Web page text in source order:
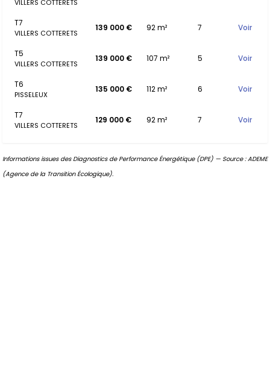
VILLERS COTTERETS
T7
VILLERS COTTERETS
139 000 € 92 m² 7 Voir
T5
VILLERS COTTERETS
139 000 € 107 m² 5 Voir
T6
PISSELEUX
135 000 € 112 m² 6 Voir
T7
VILLERS COTTERETS
129 000 € 92 m² 7 Voir
Informations issues des Diagnostics de Performance Énergétique (DPE) — Source : ADEME
(Agence de la Transition Écologique).